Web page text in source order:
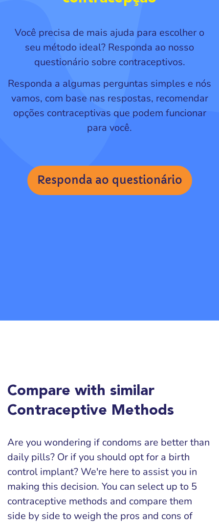
Você precisa de mais ajuda para escolher o
seu método ideal? Responda ao nosso
questionário sobre contraceptivos.
Responda a algumas perguntas simples e nós
vamos, com base nas respostas, recomendar
opções contraceptivas que podem funcionar
para você.
Responda ao questionário
Compare with similar
Contraceptive Methods
Are you wondering if condoms are better than
daily pills? Or if you should opt for a birth
control implant? We're here to assist you in
making this decision. You can select up to 5
contraceptive methods and compare them
side by side to weigh the pros and cons of